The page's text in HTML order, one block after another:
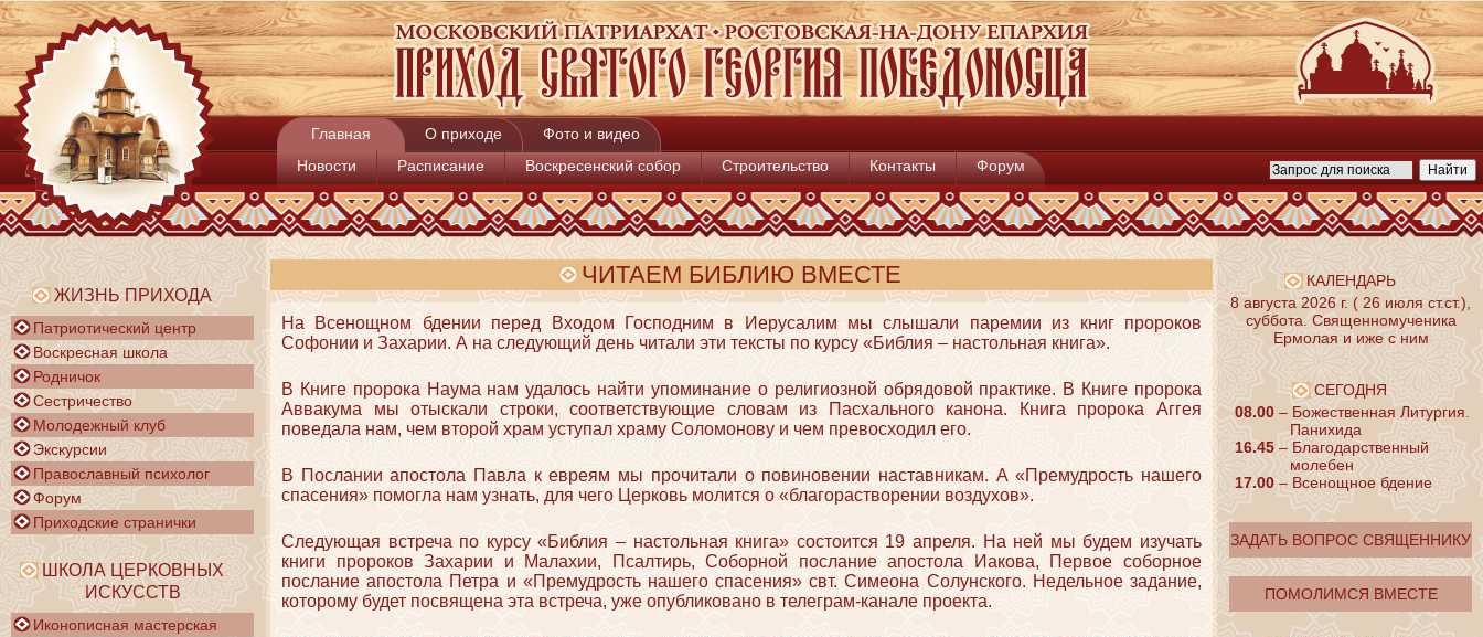
Главная
Новости
Расписание Воскресенский собор Строительство Контакты Форум
О приходе Фото и видео
ЖИЗНЬ ПРИХОДА
Патриотический центр
Воскресная школа
Родничок
Сестричество
Молодежный клуб
Экскурсии
Православный психолог
Форум
Приходские странички
ШКОЛА ЦЕРКОВНЫХ
ИСКУССТВ
Иконописная мастерская
ЧИТАЕМ БИБЛИЮ ВМЕСТЕ
На Всенощном бдении перед Входом Господним в Иерусалим мы слышали паремии из книг пророков
Софонии и Захарии. А на следующий день читали эти тексты по курсу «Библия – настольная книга».
В Книге пророка Наума нам удалось найти упоминание о религиозной обрядовой практике. В Книге пророка
Аввакума мы отыскали строки, соответствующие словам из Пасхального канона. Книга пророка Аггея
поведала нам, чем второй храм уступал храму Соломонову и чем превосходил его.
В Послании апостола Павла к евреям мы прочитали о повиновении наставникам. А «Премудрость нашего
спасения» помогла нам узнать, для чего Церковь молится о «благорастворении воздухов».
Следующая встреча по курсу «Библия – настольная книга» состоится 19 апреля. На ней мы будем изучать
книги пророков Захарии и Малахии, Псалтирь, Соборной послание апостола Иакова, Первое соборное
послание апостола Петра и «Премудрость нашего спасения» свт. Симеона Солунского. Недельное задание,
которому будет посвящена эта встреча, уже опубликовано в телеграм-канале проекта.
КАЛЕНДАРЬ
8 августа 2026 г. ( 26 июля ст.ст.),
суббота. Священномученика
Ермолая и иже с ним
СЕГОДНЯ
08.00 – Божественная Литургия.
Панихида
16.45– Благодарственный
молебен
17.00– Всенощное бдение
ЗАДАТЬ ВОПРОС СВЯЩЕННИКУ
ПОМОЛИМСЯ ВМЕСТЕ